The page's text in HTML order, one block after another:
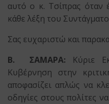
αυτό ο κ. Τσίπρας όταν
κάθε λέξη του
Σας ευχαριστώ και
Β. ΣΑΜΑΡΑ: Κύριε
Κυβέρνηση στην
αποφασίζει απλώς να
οδηγίες στους πολίτες